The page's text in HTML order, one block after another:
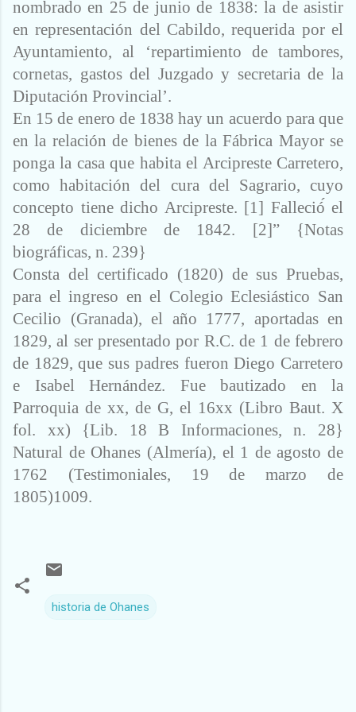
nombrado en 25 de junio de 1838: la de asistir
en representación del Cabildo, requerida por el
Ayuntamiento, al ‘repartimiento de tambores,
cornetas, gastos del Juzgado y secretaria de la
Diputación Provincial’.
En 15 de enero de 1838 hay un acuerdo para que
en la relación de bienes de la Fábrica Mayor se
ponga la casa que habita el Arcipreste Carretero,
como habitación del cura del Sagrario, cuyo
concepto tiene dicho Arcipreste. [1] Falleció́ el
28 de diciembre de 1842. [2]” {Notas
biográficas, n. 239}
Consta del certificado (1820) de sus Pruebas,
para el ingreso en el Colegio Eclesiástico San
Cecilio (Granada), el año 1777, aportadas en
1829, al ser presentado por R.C. de 1 de febrero
de 1829, que sus padres fueron Diego Carretero
e Isabel Hernández. Fue bautizado en la
Parroquia de xx, de G, el 16xx (Libro Baut. X
fol. xx) {Lib. 18 B Informaciones, n. 28}
Natural de Ohanes (Almería), el 1 de agosto de
1762 (Testimoniales, 19 de marzo de
1805)1009.
historia de Ohanes